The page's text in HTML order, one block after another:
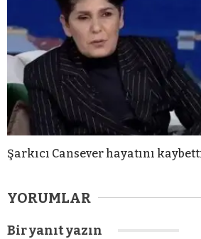
Şarkıcı Cansever hayatını
YORUMLAR
Bir yanıt yazın